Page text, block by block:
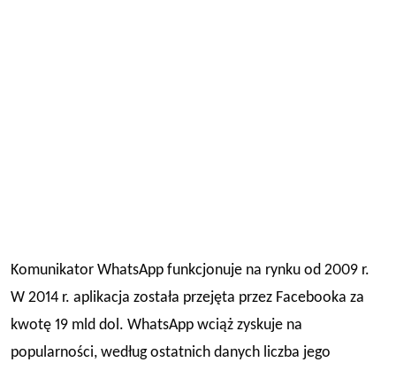
Komunikator WhatsApp funkcjonuje na rynku od 2009 r.
W 2014 r. aplikacja została przejęta przez Facebooka za
kwotę 19 mld dol. WhatsApp wciąż zyskuje na
popularności, według ostatnich danych liczba jego